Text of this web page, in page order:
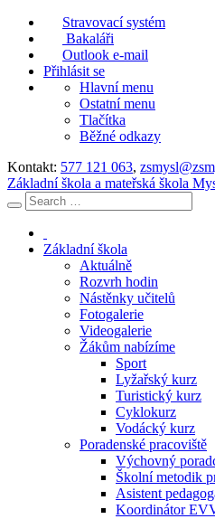
Stravovací systém
Bakaláři
Outlook e-mail
Přihlásit se
Hlavní menu
Ostatní menu
Tlačítka
Běžné odkazy
Kontakt: 577 121 063,
Základní škola a mateřská škola
Základní škola
Aktuálně
Rozvrh hodin
Nástěnky učitelů
Fotogalerie
Videogalerie
Žákům nabízíme
Sport
Lyžařský kurz
Turistický kurz
Cyklokurz
Vodácký kurz
Poradenské pracoviště
Výchovný
Školní metodik
Asistent
Koordinátor